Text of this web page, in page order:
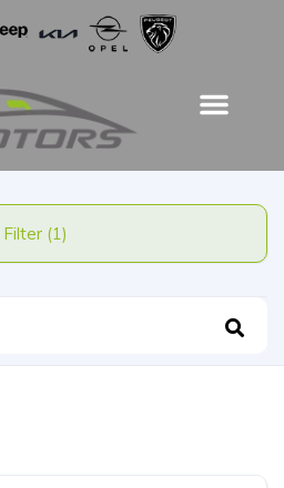
Filter (1)